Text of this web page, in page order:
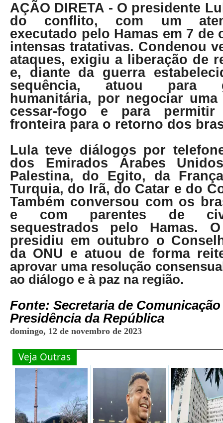
AÇÃO DIRETA - O presidente
do conflito, com um
executado pelo Hamas em 7 de
intensas tratativas. Condenou
ataques, exigiu a liberação de
e, diante da guerra
sequência, atuou para
humanitária, por negociar
cessar-fogo e para
fronteira para o retorno dos
Lula teve diálogos por
dos Emirados Árabes
Palestina, do Egito, da
Turquia, do Irã, do Catar e do
Também conversou com os
e com parentes de
sequestrados pelo Hamas.
presidiu em outubro o
da ONU e atuou de forma
aprovar uma resolução
ao diálogo e à paz na região.
Fonte: Secretaria de
Presidência da República
domingo, 12 de novembro de 2023
Veja Outras